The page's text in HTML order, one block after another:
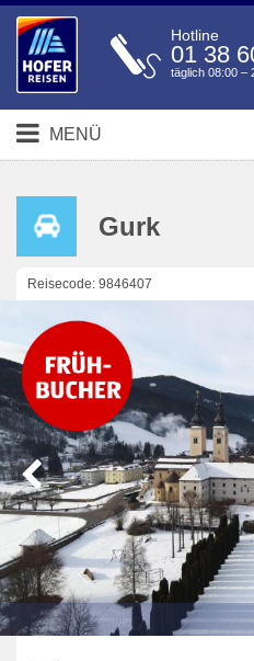
Hotline
01 38
täglich 08:00 –
MENÜ
Gurk
Reisecode: 9846407